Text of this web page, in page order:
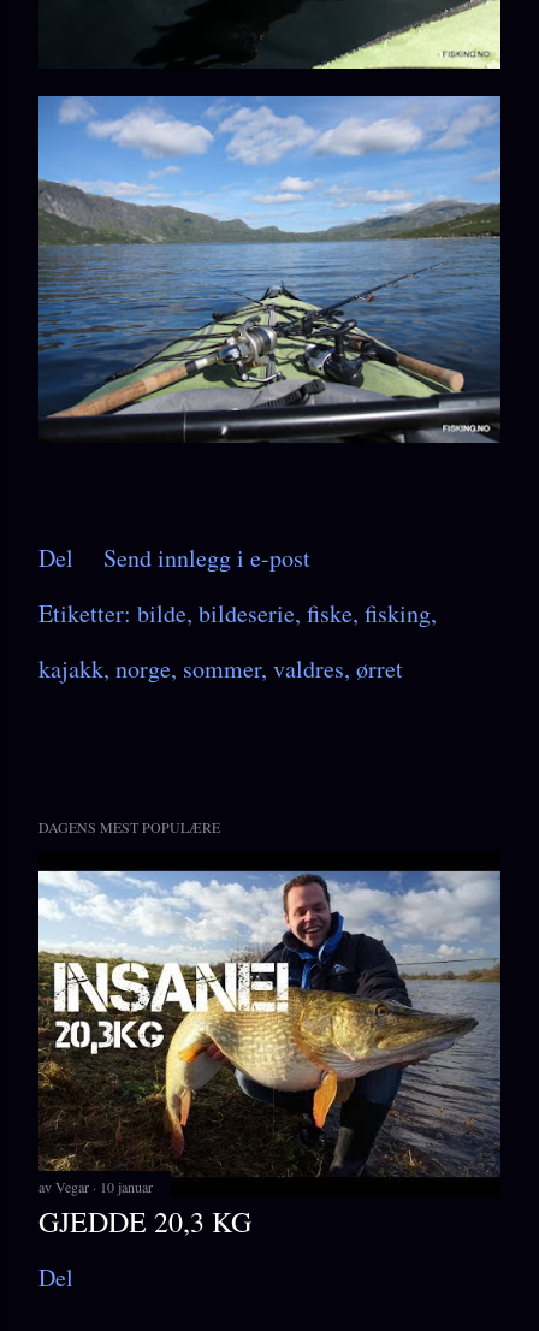
Del
Send innlegg i e-post
Etiketter: bilde bildeserie fiske fisking
kajakk norge sommer valdres ørret
DAGENS MEST POPULÆRE
avVegar 10 januar
GJEDDE 20,3 KG
Del